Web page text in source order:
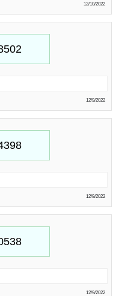
12/10/2022
12/9/2022
12/9/2022
12/9/2022